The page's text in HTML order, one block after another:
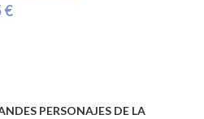
€
PERSONAJES DE LA